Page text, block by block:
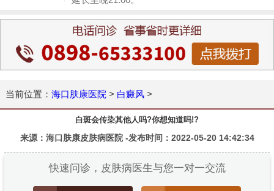
当前位置： 海口肤康医院 > 白癜风>
白斑会传染其他人吗?你想知道吗!?
来源：海口肤康皮肤病医院 -发布时间：2022-05-20 14:42:34
快速问诊，皮肤病医生与您一对一交流